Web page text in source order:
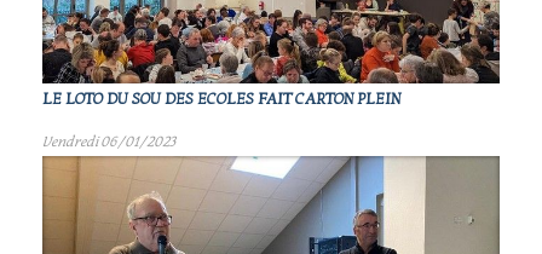
LE LOTO DU SOU DES ECOLES FAIT CARTON PLEIN
Vendredi 06/01/2023